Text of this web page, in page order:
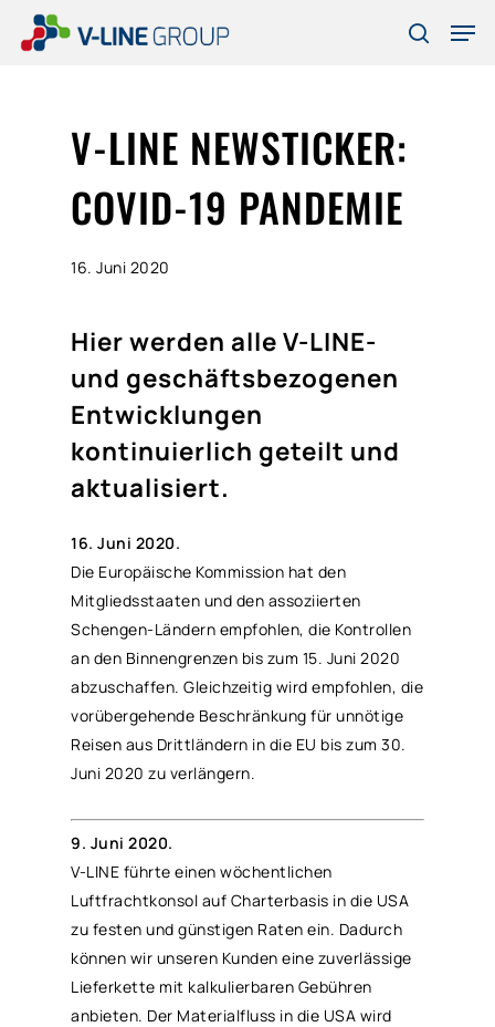
search
V-LINE NEWSTICKER:
COVID-19 PANDEMIE
16. Juni 2020
Hier werden alle V-LINE-
und geschäftsbezogenen
Entwicklungen
kontinuierlich geteilt und
aktualisiert.
16. Juni 2020.
Die Europäische Kommission hat den
Mitgliedsstaaten und den assoziierten
Schengen-Ländern empfohlen, die Kontrollen
an den Binnengrenzen bis zum 15. Juni 2020
abzuschaffen. Gleichzeitig wird empfohlen, die
vorübergehende Beschränkung für unnötige
Reisen aus Drittländern in die EU bis zum 30.
Juni 2020 zu verlängern.
9. Juni 2020.
V-LINE führte einen wöchentlichen
Luftfrachtkonsol auf Charterbasis in die USA
zu festen und günstigen Raten ein. Dadurch
können wir unseren Kunden eine zuverlässige
Lieferkette mit kalkulierbaren Gebühren
anbieten. Der Materialfluss in die USA wird